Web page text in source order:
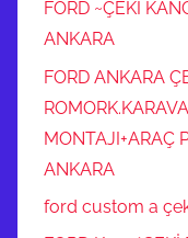
FORD ~ÇEKİ
ANKARA
FORD ANKARA
MONTAJI+ARAÇ
ANKARA
ford custom a